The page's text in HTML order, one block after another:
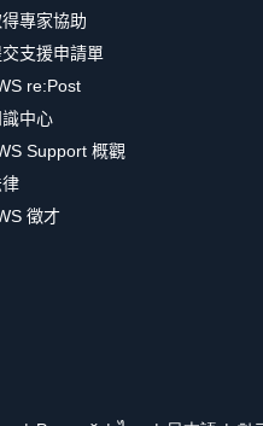
專家協助
支援申請單
re:Post
中心
Support 概觀
徵才